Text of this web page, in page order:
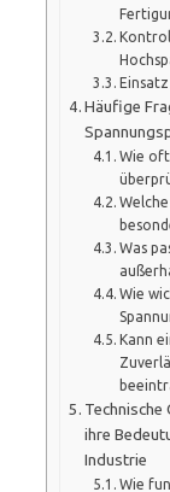
Häufige
Wie
Was
Wie
Kann
Technische
ihre
Industrie
Wie